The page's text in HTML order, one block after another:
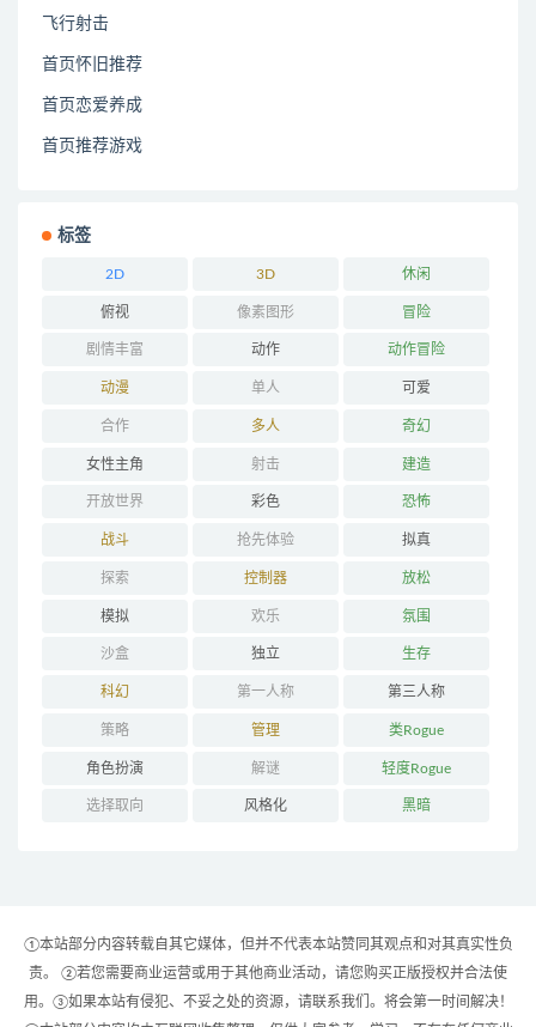
飞行射击
首页怀旧推荐
首页恋爱养成
首页推荐游戏
标签
2D 3D 休闲
俯视 像素图形 冒险
剧情丰富 动作 动作冒险
动漫 单人 可爱
合作 多人 奇幻
女性主角 射击 建造
开放世界 彩色 恐怖
战斗 抢先体验 拟真
探索 控制器 放松
模拟 欢乐 氛围
沙盒 独立 生存
科幻 第一人称 第三人称
策略 管理 类Rogue
角色扮演 解谜 轻度Rogue
选择取向 风格化 黑暗
①本站部分内容转载自其它媒体，但并不代表本站赞同其观点和对其真实性负
责。 ②若您需要商业运营或用于其他商业活动，请您购买正版授权并合法使
用。③如果本站有侵犯、不妥之处的资源，请联系我们。将会第一时间解决！